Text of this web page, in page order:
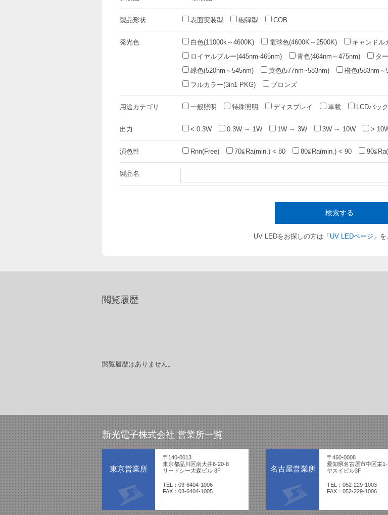
製品形状 表面実装型 砲弾型 COB
発光色 白色(11000k～4600K) 電球色(4600K～2500K)
キャンドル
ロイヤルブルー(445nm-465nm)
青色(464nm～475nm) タ
緑色(520nm～545nm)
黄色(577nm~583nm) 橙色(583nm～
フルカラー(3in1 PKG)
ブロンズ
用途カテゴリ 一般照明 特殊照明 ディスプレイ 車載 LCDバッ
出力 < 0.3W 0.3W ～ 1W 1W ～ 3W 3W ～ 10W >
演色性 Rnn(Free) 70≦Ra(min.) < 80 80≦Ra(min.) < 90
製品名
検索する
UV LEDをお探しの方は「 UV LEDページ 」
閲覧履歴
閲覧履歴はありません。
新光電子株式会社 営業所一覧
東京営業所
〒140-0013
東京都品川区南大井6-20-8
リードシー大森ビル 8F
TEL：03-6404-1006
FAX：03-6404-1005
名古屋営業所
〒460-0008
愛知県名古屋市中区栄
ヤスイビル3F
TEL：052-229-1003
FAX：052-229-1006